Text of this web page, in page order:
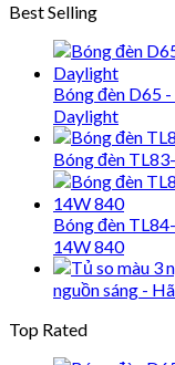
Best Selling
Bóng đèn D65
Daylight
Bóng đèn
Bóng đèn
14W 840
nguồn sáng -
Top Rated